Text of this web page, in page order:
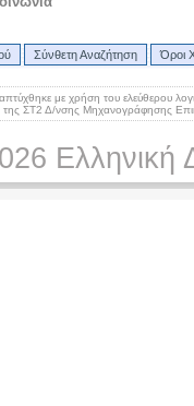
Σύνθετη Αναζήτηση Όροι
με χρήση του ελεύθερου
της ΣΤ2 Δ/νσης Μηχανογράφησης